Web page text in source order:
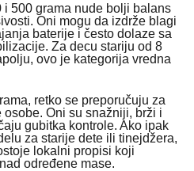
i 500 grama nude bolji balans
Oni mogu da izdrže blagi
baterije i često dolaze sa
Za decu stariju od 8
ovo je kategorija vredna
retko se preporučuju za
Oni su snažniji, brži i
gubitka kontrole. Ako ipak
za starije dete ili tinejdžera,
lokalni propisi koji
određene mase.